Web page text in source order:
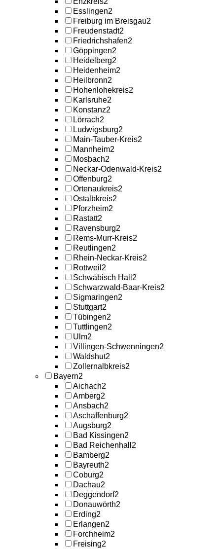
Esslingen2
Freiburg im Breisgau2
Freudenstadt2
Friedrichshafen2
Göppingen2
Heidelberg2
Heidenheim2
Heilbronn2
Hohenlohekreis2
Karlsruhe2
Konstanz2
Lörrach2
Ludwigsburg2
Main-Tauber-Kreis2
Mannheim2
Mosbach2
Neckar-Odenwald-Kreis2
Offenburg2
Ortenaukreis2
Ostalbkreis2
Pforzheim2
Rastatt2
Ravensburg2
Rems-Murr-Kreis2
Reutlingen2
Rhein-Neckar-Kreis2
Rottweil 2
Schwäbisch Hall 2
Schwarzwald-Baar-Kreis2
Sigmaringen2
Stuttgart2
Tübingen2
Tuttlingen2
Ulm2
Villingen-Schwenningen2
Waldshut2
Zollernalbkreis2
Bayern2
Aichach2
Amberg2
Ansbach2
Aschaffenburg2
Augsburg2
Bad Kissingen2
Bad Reichenhall 2
Bamberg2
Bayreuth2
Coburg2
Dachau2
Deggendorf2
Donauwörth2
Erding2
Erlangen2
Forchheim2
Freising2